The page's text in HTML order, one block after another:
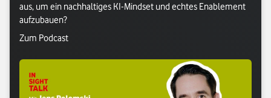
aus, um ein nachhaltiges KI-Mindset und echtes Enablement
aufzubauen?
Verlasse Vodafone Webseite: Zum Podcast
Zum Podcast